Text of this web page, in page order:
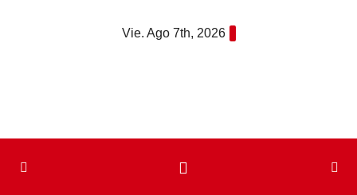
Vie. Ago 7th, 2026